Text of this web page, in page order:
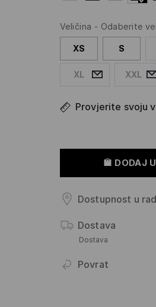
Veličina - Odaberite
XS S
XL XXL
Provjerite svoju
DODAJ
Dostupnost u
Dostava
Dostava
Povrat